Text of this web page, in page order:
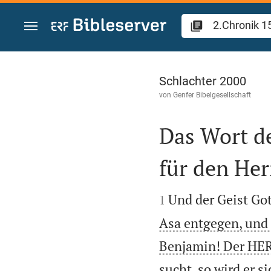
Zum Inhalt springen
2.Chronik 15
Schlachter 2000
von Genfer Bibelgesellschaft

Das Wort
für den

1 Und der Geist
Asa entgegen,
Benjamin! Der